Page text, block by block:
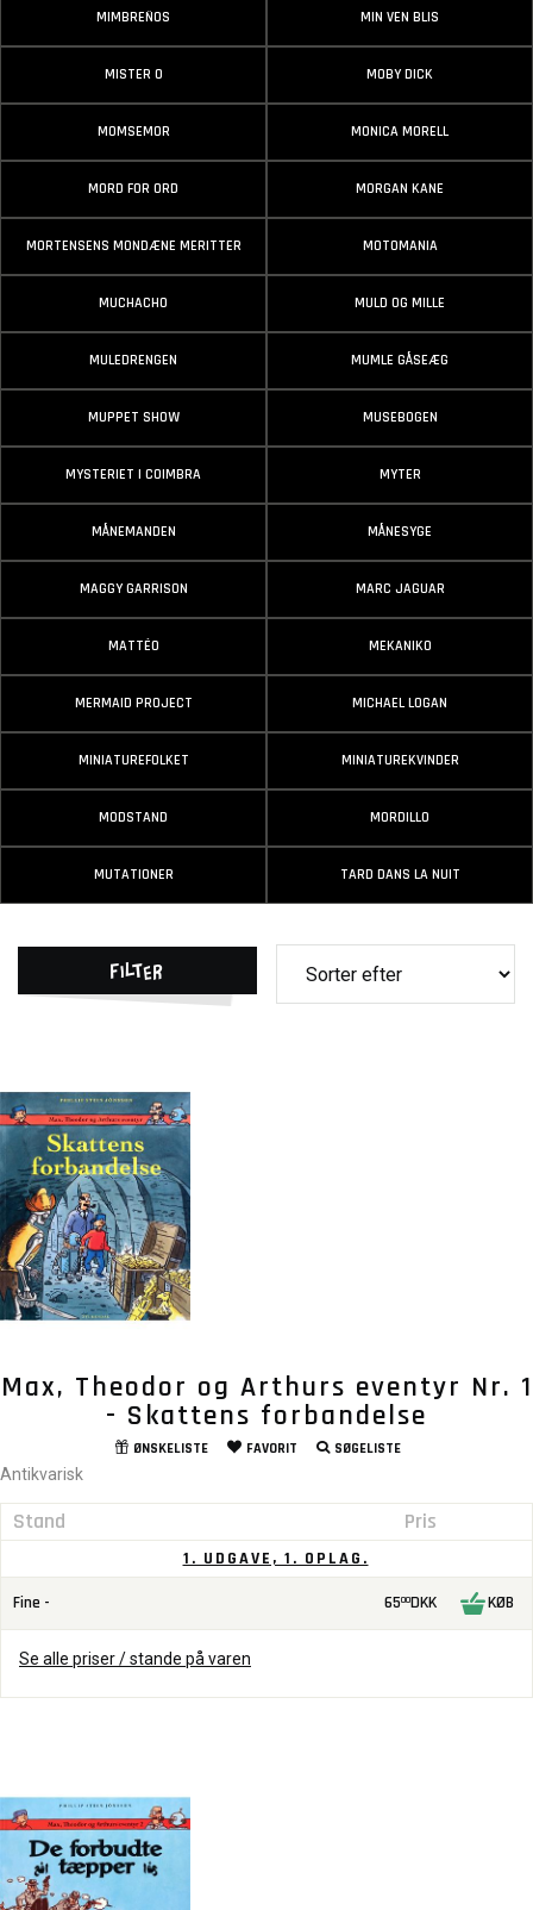
MIMBREÑOS MIN VEN BLIS
MISTER O MOBY DICK
MOMSEMOR MONICA MORELL
MORD FOR ORD MORGAN KANE
MORTENSENS MONDÆNE MERITTER MOTOMANIA
MUCHACHO MULD OG MILLE
MULEDRENGEN MUMLE GÅSEÆG
MUPPET SHOW MUSEBOGEN
MYSTERIET I COIMBRA MYTER
MÅNEMANDEN MÅNESYGE
MAGGY GARRISON MARC JAGUAR
MATTÉO MEKANIKO
MERMAID PROJECT MICHAEL LOGAN
MINIATUREFOLKET MINIATUREKVINDER
MODSTAND MORDILLO
MUTATIONER TARD DANS LA NUIT
Filter
Max, Theodor og Arthurs eventyr Nr. 1
- Skattens forbandelse
ØNSKELISTE FAVORIT SØGELISTE
Antikvarisk
Stand Pris
1. UDGAVE, 1. OPLAG.
Fine - 6500DKK KØB
Se alle priser / stande på varen